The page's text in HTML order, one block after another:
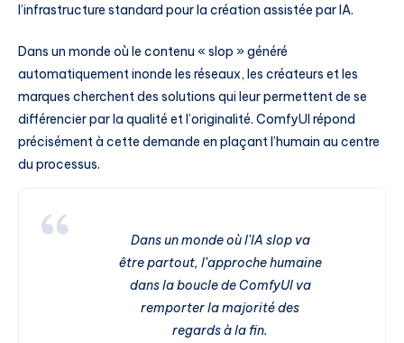
l’infrastructure standard pour la création assistée par IA.
Dans un monde où le contenu « slop » généré
automatiquement inonde les réseaux, les créateurs et les
marques cherchent des solutions qui leur permettent de se
différencier par la qualité et l’originalité. ComfyUI répond
précisément à cette demande en plaçant l’humain au centre
du processus.
Dans un monde où l’IA slop va
être partout, l’approche humaine
dans la boucle de ComfyUI va
remporter la majorité des
regards à la fin.